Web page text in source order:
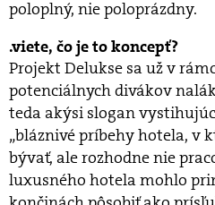
poloplný, nie poloprázdny.
viete, čo je to koncepť?
Projekt Delukse sa už v
potenciálnych divákov
teda akýsi slogan
„bláznivé príbehy hotela, v
bývať, ale rozhodne nie
luxusného hotela mohlo